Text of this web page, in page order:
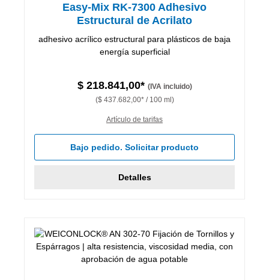
Easy-Mix RK-7300 Adhesivo
Estructural de Acrilato
adhesivo acrílico estructural para plásticos de baja
energía superficial
$ 218.841,00* (IVA incluido)
($ 437.682,00* / 100 ml)
Artículo de tarifas
Bajo pedido. Solicitar producto
Detalles